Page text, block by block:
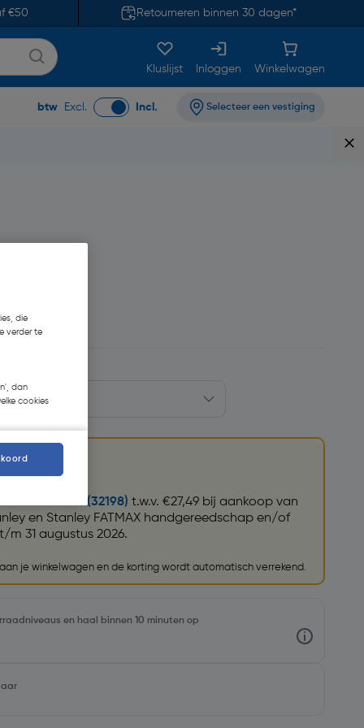
€50 Retourneren binnen 30 dagen*
Kluslijst Inloggen Winkelwagen
btw Excl. Incl. Selecteer een vestiging
ratelset (32198) t.w.v. €27,49 bij aankoop van
en Stanley FATMAX handgereedschap en/of
31 augustus 2026.
je winkelwagen en de korting wordt automatisch verrekend.
en haal binnen 10 minuten op
die
verder te
dan
cookies